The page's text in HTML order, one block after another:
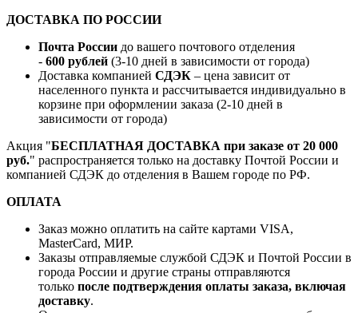
ДОСТАВКА ПО РОССИИ
Почта России до вашего почтового отделения
- 600 рублей (3-10 дней в зависимости от города)
Доставка компанией СДЭК – цена зависит от
населенного пункта и рассчитывается индивидуально в
корзине при оформлении заказа (2-10 дней в
зависимости от города)
Акция "БЕСПЛАТНАЯ ДОСТАВКА при заказе от 20 000
руб." распространяется только на доставку Почтой России и
компанией СДЭК до отделения в Вашем городе по РФ.
ОПЛАТА
Заказ можно оплатить на сайте картами VISA,
MasterCard, МИР.
Заказы отправляемые службой СДЭК и Почтой России в
города России и другие страны отправляются
только после подтверждения оплаты заказа, включая
доставку.